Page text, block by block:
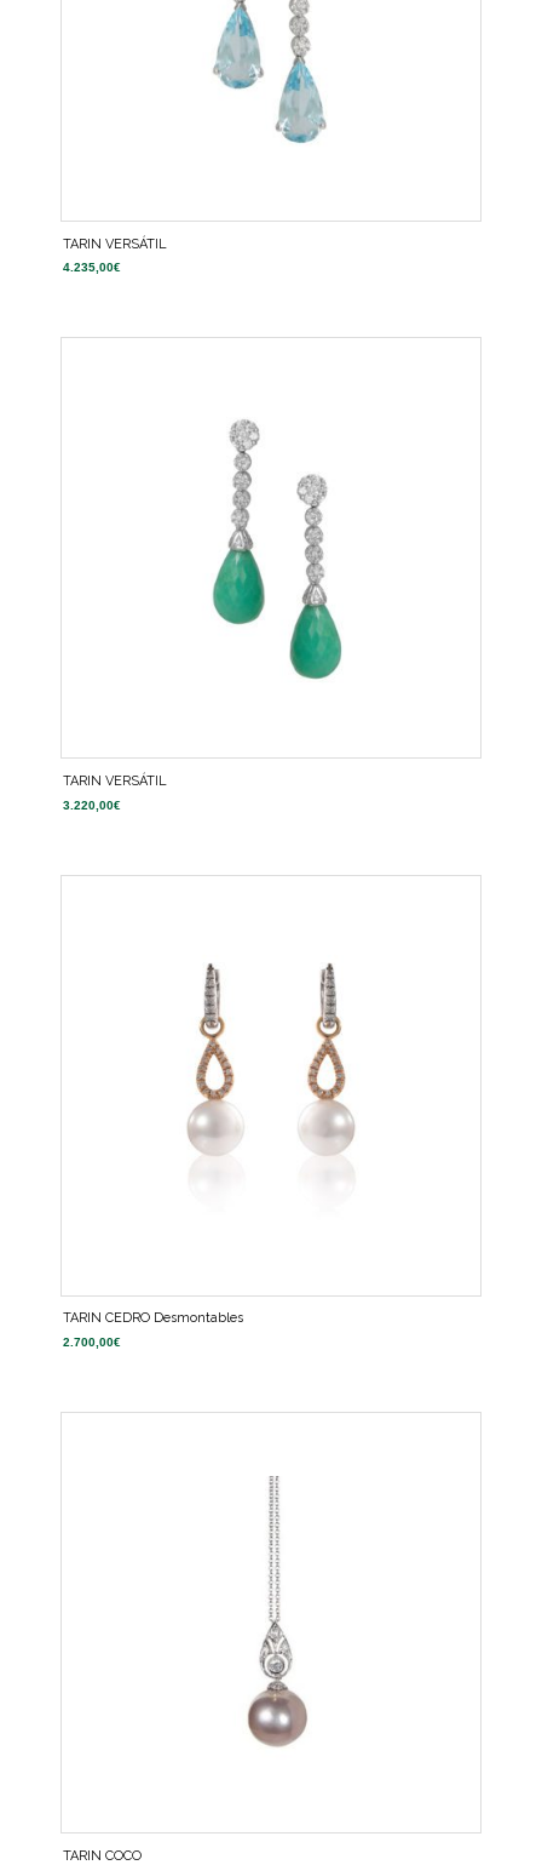
TARIN VERSÁTIL
4.235,00€
TARIN VERSÁTIL
3.220,00€
TARIN CEDRO Desmontables
2.700,00€
TARIN COCO